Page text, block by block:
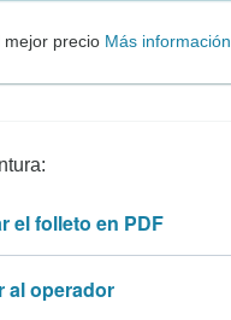
precio Más información
el folleto en PDF
al operador